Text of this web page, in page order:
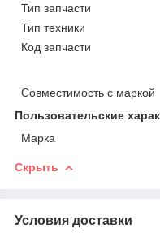
Тип запчасти
Тип техники
Код запчасти
Совместимость с маркой
Пользовательские
Марка
Скрыть
Условия доставки